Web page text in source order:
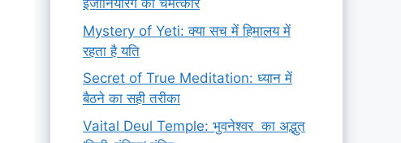
इंजीनियरिंग का चमत्कार
Mystery of Yeti: क्या सच में हिमालय में
रहता है यति
Secret of True Meditation: ध्यान में
बैठने का सही तरीका
Vaital Deul Temple: भुवनेश्वर का अद्भुत